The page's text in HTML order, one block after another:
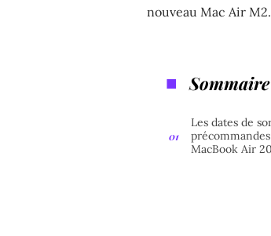
nouveau Mac Air M2.
Sommaire
Les dates de
MacBook Air